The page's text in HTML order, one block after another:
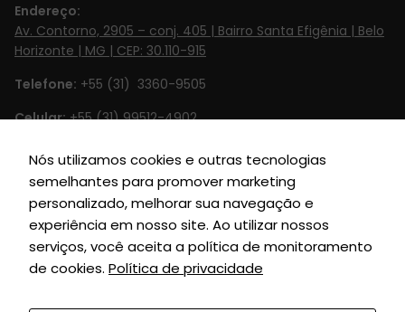
Endereço:
Av. Contorno, 2905 – conj. 405 | Bairro Santa Efigênia | Belo
Horizonte | MG | CEP: 30.110-915
Telefone: +55 (31) 3360-9505
Celular:+55 (31) 99512-4902‬
Email:
contato@britto.com.br
Horário de Funcionamento:Segunda à Sexta de 8h às 18h
SIGA-NOS
Nós utilizamos cookies e outras tecnologias
semelhantes para promover marketing
personalizado, melhorar sua navegação e
experiência em nosso site. Ao utilizar nossos
serviços, você aceita a política de monitoramento
de cookies. Política de privacidade